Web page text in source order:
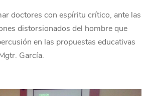
doctores con espíritu crítico, ante las
distorsionados del hombre que
en las propuestas educativas
García.